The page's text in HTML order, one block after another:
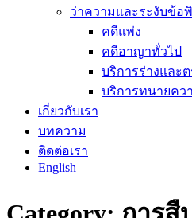
ว่าความและระงับข้อ
คดีแพ่ง
คดีอาญาทั่วไป
บริการร่างและ
บริการทนายคว
เกี่ยวกับเรา
บทความ
ติดต่อเรา
English